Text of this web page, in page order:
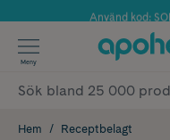
Använd kod:
✓
Meny
Hem Receptbelagt